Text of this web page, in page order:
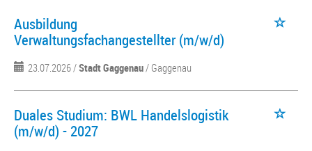
Ausbildung
Verwaltungsfachangestellter (m/w/d)
23.07.2026 /Stadt Gaggenau/ Gaggenau
Duales Studium: BWL Handelslogistik
(m/w/d) - 2027